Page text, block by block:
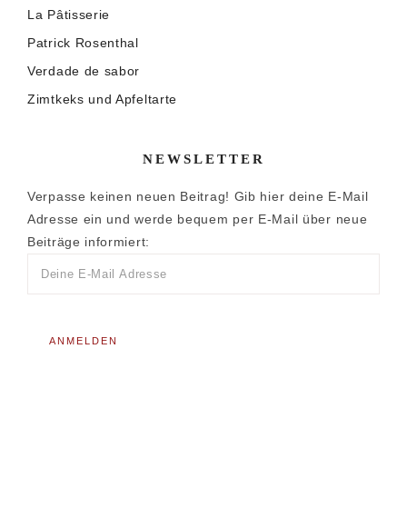
La Pâtisserie
Patrick Rosenthal
Verdade de sabor
Zimtkeks und Apfeltarte
NEWSLETTER
Verpasse keinen neuen Beitrag! Gib hier deine E-Mail
Adresse ein und werde bequem per E-Mail über neue
Beiträge informiert: